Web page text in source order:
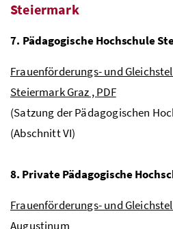
Steiermark
7. Pädagogische Hochschule
Frauenförderungs- und
Steiermark Graz ,PDF
(Satzung der Pädagogischen
(Abschnitt VI)
8. Private Pädagogische
Frauenförderungs- und
Augustinum